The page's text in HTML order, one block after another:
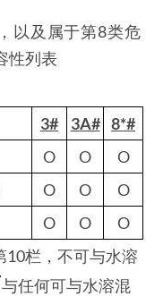
以及属于第8类危
性列表
3# 3A# 8*#
O O
O
O O
O
O O
O
栏，不可与水溶
与任何可与水溶混